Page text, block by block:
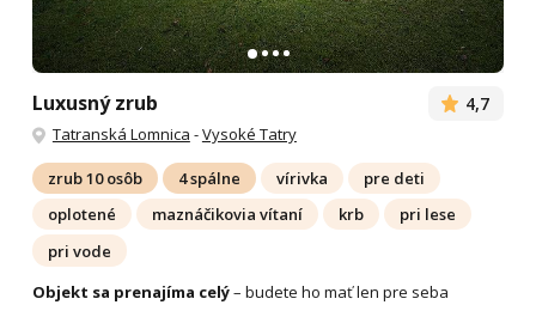
Luxusný zrub 4,7
Tatranská Lomnica -Vysoké Tatry
zrub 10 osôb 4 spálne vírivka
pre deti
oplotené
maznáčikovia vítaní krb
pri lese
pri vode
Objekt sa prenajíma celý– budete ho mať len pre seba